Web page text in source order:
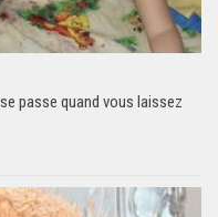
passe quand vous laissez